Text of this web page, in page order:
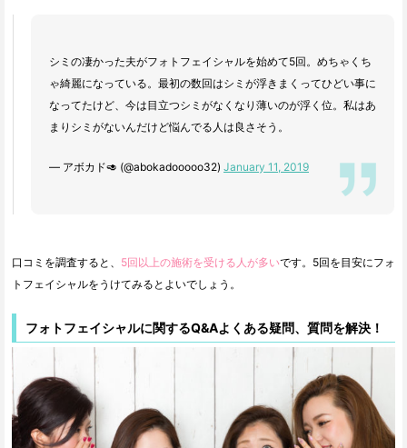
シミの凄かった夫がフォトフェイシャルを始めて5回。めちゃくち
ゃ綺麗になっている。最初の数回はシミが浮きまくってひどい事に
なってたけど、今は目立つシミがなくなり薄いのが浮く位。私はあ
まりシミがないんだけど悩んでる人は良さそう。
— アボカド🥑 (@abokadooooo32) January 11, 2019
口コミを調査すると、 5回以上の施術を受ける人が多いです。5回を目安にフォ
トフェイシャルをうけてみるとよいでしょう。
フォトフェイシャルに関するQ&Aよくある疑問、質問を解決！